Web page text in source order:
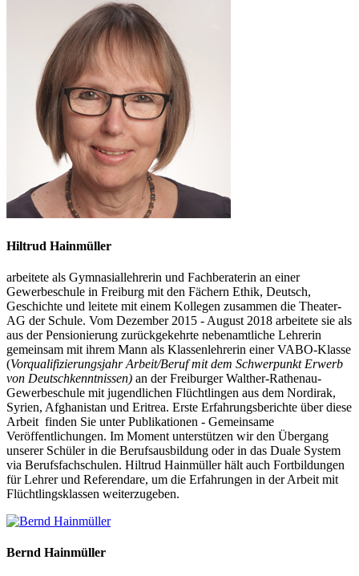
Hiltrud Hainmüller
arbeitete als Gymnasiallehrerin und Fachberaterin an einer
Gewerbeschule in Freiburg mit den Fächern Ethik, Deutsch,
Geschichte und leitete mit einem Kollegen zusammen die Theater-
AG der Schule. Vom Dezember 2015 - August 2018 arbeitete sie als
aus der Pensionierung zurückgekehrte nebenamtliche Lehrerin
gemeinsam mit ihrem Mann als Klassenlehrerin einer VABO-Klasse
(Vorqualifizierungsjahr Arbeit/Beruf mit dem Schwerpunkt Erwerb
von Deutschkenntnissen) an der Freiburger Walther-Rathenau-
Gewerbeschule mit jugendlichen Flüchtlingen aus dem Nordirak,
Syrien, Afghanistan und Eritrea. Erste Erfahrungsberichte über diese
Arbeit finden Sie unter Publikationen - Gemeinsame
Veröffentlichungen. Im Moment unterstützen wir den Übergang
unserer Schüler in die Berufsausbildung oder in das Duale System
via Berufsfachschulen. Hiltrud Hainmüller hält auch Fortbildungen
für Lehrer und Referendare, um die Erfahrungen in der Arbeit mit
Flüchtlingsklassen weiterzugeben.
Bernd Hainmüller